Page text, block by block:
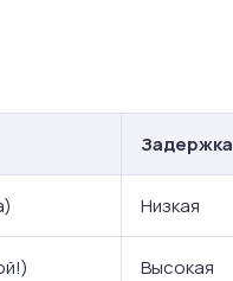
Задержка
Низкая
Высокая